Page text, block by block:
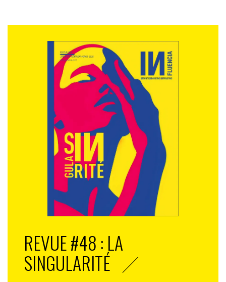
REVUE #48 : LA
SINGULARITÉ